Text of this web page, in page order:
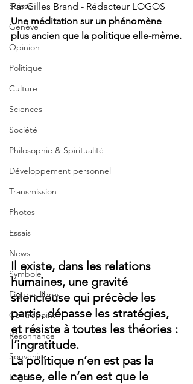
Suisse
Genève
Opinion
Politique
Culture
Sciences
Société
Philosophie & Spiritualité
Développement personnel
Transmission
Photos
Essais
News
Symbole
Figures libres
Contrepoint
Résonnance
Souvenirs
Logos
Par Gilles Brand - Rédacteur LOGOS
Une méditation sur un phénomène
plus ancien que la politique elle-même.
Il existe, dans les relations
humaines, une gravité
silencieuse qui précède les
partis, dépasse les stratégies,
et résiste à toutes les théories :
l’ingratitude.
La politique n’en est pas la
cause, elle n’en est que le